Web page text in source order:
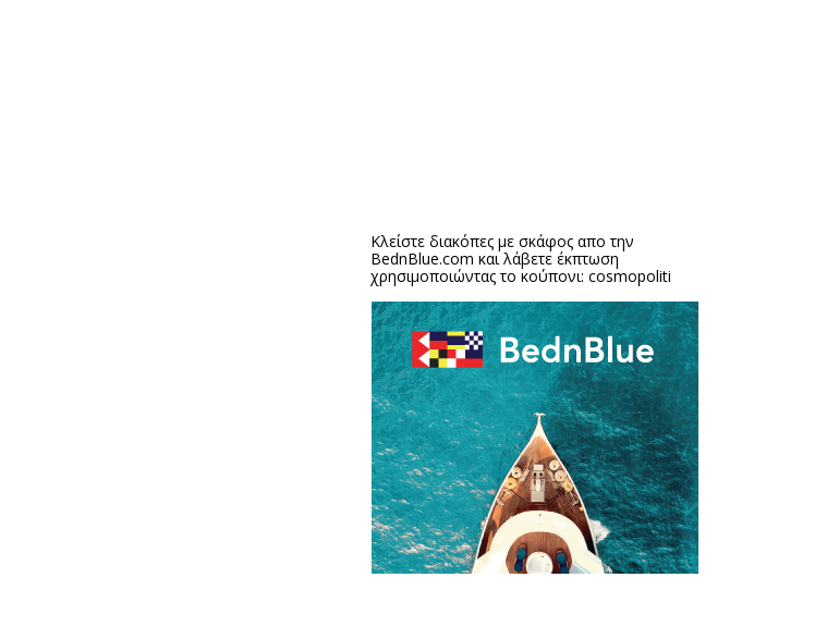
Κλείστε διακόπες με σκάφος απο την
BednBlue.com και λάβετε έκπτωση
χρησιμοποιώντας το κούπονι: cosmopoliti